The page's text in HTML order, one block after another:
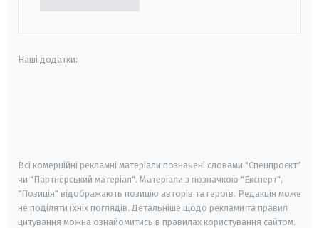
Наші додатки:
Всі комерційні рекламні матеріали позначені словами "Спецпроєкт"
чи "Партнерський матеріал". Матеріали з позначкою "Експерт",
"Позиція" відображають позицію авторів та героїв. Редакція може
не поділяти їхніх поглядів. Детальніше щодо реклами та правил
цитування можна ознайомитись в правилах користування сайтом.